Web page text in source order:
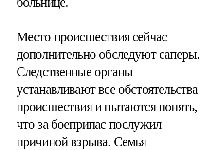
Место происшествия сейчас
дополнительно обследуют саперы.
Следственные органы
устанавливают все обстоятельства
происшествия и пытаются понять,
что за боеприпас послужил
причиной взрыва. Семья